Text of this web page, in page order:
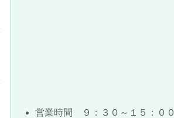
営業時間 ９：３０～１５：００